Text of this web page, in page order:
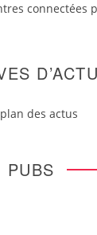
connectées
des actus
PUBS